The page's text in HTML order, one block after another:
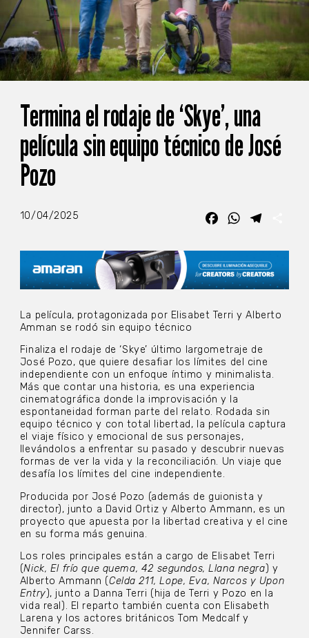
Termina el rodaje de ‘Skye’, una
película sin equipo técnico de José
Pozo
10/04/2025 FacebookWhatsApp
La película, protagonizada por Elisabet Terri y Alberto
Amman se rodó sin equipo técnico
Finaliza el rodaje de ‘Skye’ último largometraje de
José Pozo, que quiere desafiar los límites del cine
independiente con un enfoque íntimo y minimalista.
Más que contar una historia, es una experiencia
cinematográfica donde la improvisación y la
espontaneidad forman parte del relato. Rodada sin
equipo técnico y con total libertad, la película captura
el viaje físico y emocional de sus personajes,
llevándolos a enfrentar su pasado y descubrir nuevas
formas de ver la vida y la reconciliación. Un viaje que
desafía los límites del cine independiente.
Producida por José Pozo (además de guionista y
director), junto a David Ortiz y Alberto Ammann, es un
proyecto que apuesta por la libertad creativa y el cine
en su forma más genuina.
Los roles principales están a cargo de Elisabet Terri
(Nick, El frío que quema, 42 segundos, Llana negra) y
Alberto Ammann (Celda 211, Lope, Eva, Narcos y Upon
Entry), junto a Danna Terri (hija de Terri y Pozo en la
vida real). El reparto también cuenta con Elisabeth
Larena y los actores británicos Tom Medcalf y
Jennifer Carss.